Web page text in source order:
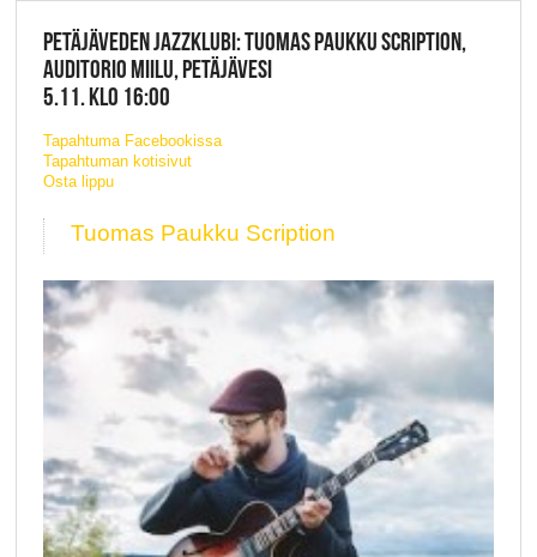
PETÄJÄVEDEN JAZZKLUBI: TUOMAS PAUKKU SCRIPTION,
AUDITORIO MIILU, PETÄJÄVESI
5.11. KLO 16:00
Tapahtuma Facebookissa
Tapahtuman kotisivut
Osta lippu
Tuomas Paukku Scription